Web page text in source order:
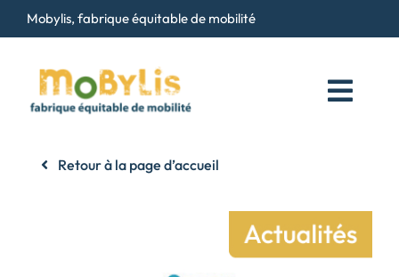
Passer
au
Mobylis, fabrique équitable de mobilité
Retour à la page d’accueil